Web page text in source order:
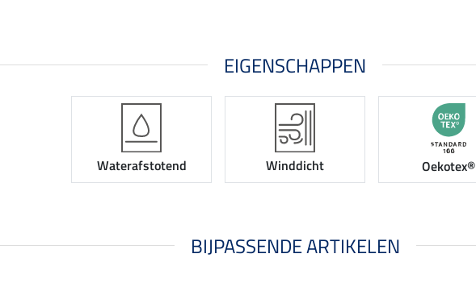
EIGENSCHAPPEN
Waterafstotend Winddicht Oekotex®
BIJPASSENDE ARTIKELEN